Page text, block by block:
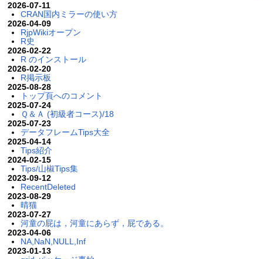
2026-07-11
CRAN国内ミラーの使い方
2026-04-09
RjpWikiオープン
R史
2026-02-22
R のインストール
2026-02-20
R掲示板
2025-08-28
トップ頁へのコメント
2025-07-24
Ｑ＆Ａ (初級者コース)/18
2025-07-23
データフレームTips大全
2025-04-14
Tips紹介
2024-02-15
Tips/山椒Tips集
2023-09-12
RecentDeleted
2023-08-29
晴猫
2023-07-27
河童の屁は，河童にあらず，屁である。
2023-04-06
NA,NaN,NULL,Inf
2023-01-13